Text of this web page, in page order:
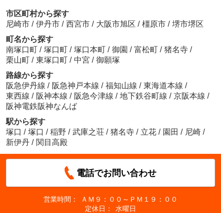
市区町村から探す
尼崎市 / 伊丹市 / 西宮市 / 大阪市旭区 / 橿原市 / 堺市堺区
町名から探す
南塚口町 / 塚口町 / 塚口本町 / 御園 / 富松町 / 猪名寺 /
栗山町 / 東塚口町 / 中宮 / 御願塚
路線から探す
阪急伊丹線 / 阪急神戸本線 / 福知山線 / 東海道本線 /
東西線 / 阪神本線 / 阪急今津線 / 地下鉄谷町線 / 京阪本線 /
阪神電鉄阪神なんば
駅から探す
塚口 / 塚口 / 稲野 / 武庫之荘 / 猪名寺 / 立花 / 園田 / 尼崎 /
新伊丹 / 関目高殿
電話でお問い合わせ
営業時間：
ＡＭ９：００～ＰＭ１９：００
定休日：
水曜日